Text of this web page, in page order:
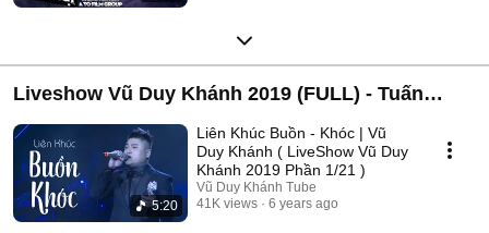
Liveshow Vũ Duy Khánh 2019 (FULL) - Tuấn
Hưng , Đạt G , Dương Hoàng Yến
5:20
Liên Khúc Buồn - Khóc | Vũ
Duy Khánh ( LiveShow Vũ Duy
Khánh 2019 Phần 1/21 )
Vũ Duy Khánh Tube
41K views
6 years ago